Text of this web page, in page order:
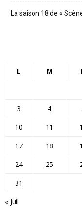
La saison 18 de «
L M
« Juil
3
4
10
11
17
18
24
25
31